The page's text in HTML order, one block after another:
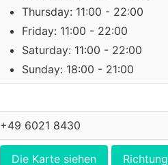
Thursday: 11:00 - 22:00
Friday: 11:00 - 22:00
Saturday: 11:00 - 22:00
Sunday: 18:00 - 21:00
+49 6021 8430
Die Karte siehen Richtung